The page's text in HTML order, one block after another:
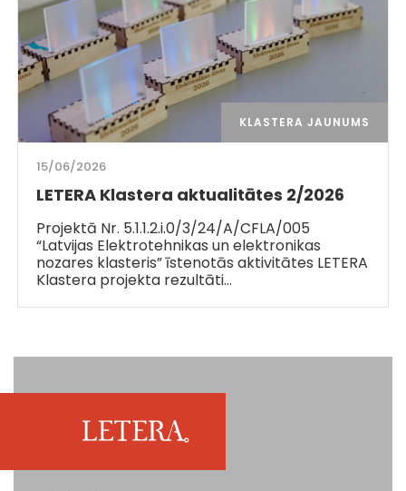
KLASTERA JAUNUMS
15/06/2026
LETERA Klastera aktualitātes 2/2026
Projektā Nr. 5.1.1.2.i.0/3/24/A/CFLA/005
“Latvijas Elektrotehnikas un elektronikas
nozares klasteris” īstenotās aktivitātes LETERA
Klastera projekta rezultāti…